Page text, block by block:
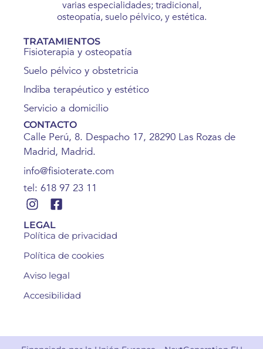
varias especialidades; tradicional,
osteopatía, suelo pélvico, y estética.
TRATAMIENTOS
Fisioterapia y osteopatía
Suelo pélvico y obstetricia
Indiba terapéutico y estético
Servicio a domicilio
CONTACTO
Calle Perú, 8. Despacho 17, 28290 Las Rozas de
Madrid, Madrid.
info@fisioterate.com
tel: 618 97 23 11
LEGAL
Política de privacidad
Política de cookies
Aviso legal
Accesibilidad